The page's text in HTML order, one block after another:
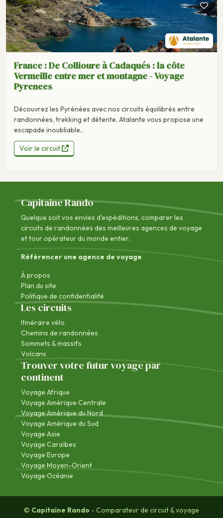
France : De Collioure à Cadaqués : la côte
Vermeille entre mer et montagne - Voyage
Pyrenees
Découvrez les Pyrénées avec nos circuits équilibrés entre
randonnées, trekking et détente. Atalante vous propose une
escapade inoubliable..
Voir le circuit
Capitaine Rando
Quelque soit vos envies d'expéditions, comparer les
circuits de randonnées des meilleures agences de voyage
et tour opérateur du monde entier.
Référencer une agence de voyage
À propos
Plan du site
Politique de confidentialité
Les circuits
Itinéraire vélo
Chemins de randonnées
Sommets & massifs
Volcans
Trouver votre futur voyage par
continent
Voyage Afrique
Voyage Amérique Centrale
Voyage Amérique du Nord
Voyage Amérique du Sud
Voyage Asie
Voyage Caraïbes
Voyage Europe
Voyage Moyen-Orient
Voyage Océanie
© Capitaine Rando - Comparateur de circuit & voyage